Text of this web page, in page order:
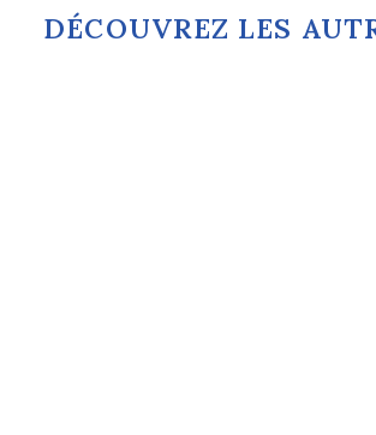
DÉCOUVREZ LES